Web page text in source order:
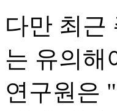
다만 최근
는 유의해
연구원은